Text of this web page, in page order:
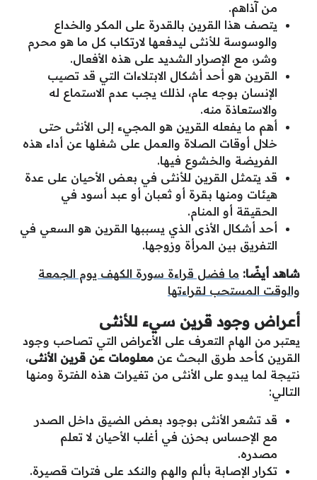
من آذاهم.
يتصف هذا القرين بالقدرة على المكر والخداع
والوسوسة للأنثى ليدفعها لارتكاب كل ما هو محرم
وشر، مع الإصرار الشديد على هذه الأفعال.
القرين هو أحد أشكال الابتلاءات التي قد تصيب
الإنسان بوجه عام، لذلك يجب عدم الاستماع له
والاستعاذة منه.
أهم ما يفعله القرين هو المجيء إلى الأنثى حتى
خلال أوقات الصلاة والعمل على شغلها عن أداء هذه
الفريضة والخشوع فيها.
قد يتمثل القرين للأنثى في بعض الأحيان على عدة
هيئات ومنها بقرة أو ثعبان أو عبد أسود في
الحقيقة أو المنام.
أحد أشكال الأذى الذي يسببها القرين هو السعي في
التفريق بين المرأة وزوجها.
شاهد أيضًا: ما فضل قراءة سورة الكهف يوم الجمعة
والوقت المستحب لقراءتها
أعراض وجود قرين سيء للأنثى
يعتبر من الهام التعرف على الأعراض التي تصاحب وجود
القرين كأحد طرق البحث عن معلومات عن قرين الأنثى،
نتيجة لما يبدو على الأنثى من تغيرات هذه الفترة ومنها
التالي:
قد تشعر الأنثى بوجود بعض الضيق داخل الصدر
مع الإحساس بحزن في أغلب الأحيان لا تعلم
مصدره.
تكرار الإصابة بألم والهم والنكد على فترات قصيرة.